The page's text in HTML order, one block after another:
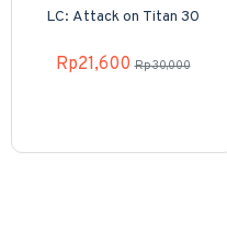
LC: Attack on Titan 30
Rp21,600 Rp30,000